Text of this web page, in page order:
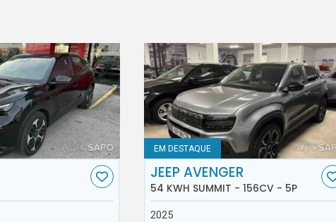
EM DESTAQUE
JEEP AVENGER
54 KWH SUMMIT - 156CV - 5P
2025